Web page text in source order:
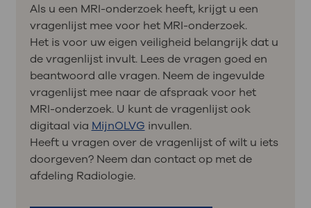
Als u een MRI-onderzoek heeft, krijgt u een
vragenlijst mee voor het MRI-onderzoek.
Het is voor uw eigen veiligheid belangrijk dat u
de vragenlijst invult. Lees de vragen goed en
beantwoord alle vragen. Neem de ingevulde
vragenlijst mee naar de afspraak voor het
MRI-onderzoek. U kunt de vragenlijst ook
digitaal via MijnOLVG invullen.
Heeft u vragen over de vragenlijst of wilt u iets
doorgeven? Neem dan contact op met de
afdeling Radiologie.